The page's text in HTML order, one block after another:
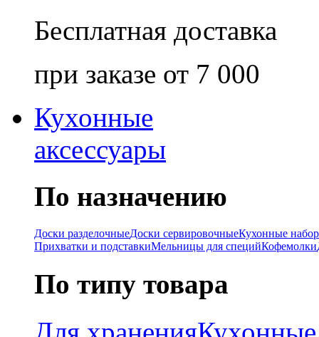
Бесплатная доставка
при заказе от 7 000
Кухонные
аксессуары
По назначению
Доски разделочныеДоски сервировочныеКухонные
Прихватки и подставкиМельницы для специйКофемолки
По типу товара